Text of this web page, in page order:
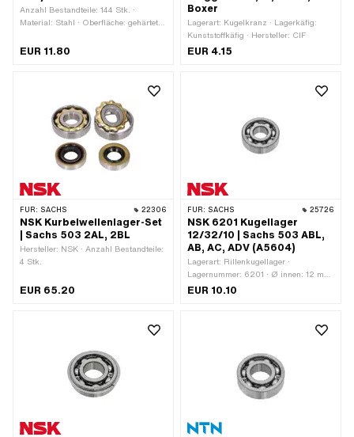
Anzahl Bestandteile: 144 Stk. ·
Material: Stahl · Oberfläche: gehärtet
5/32" (4.00 mm)
EUR 11.80
Boxer
Lagerart: Kugelkranz · Lagerkäfig:
Kunststoffkäfig · Hersteller: CIF
EUR 4.15
FÜR: SACHS 22306
NSK Kurbelwellenlager-Set
| Sachs 503 2AL, 2BL
Hersteller: NSK · Anzahl Bestandteile:
4 Stk.
EUR 65.20
FÜR: SACHS 25726
NSK 6201 Kugellager
12/32/10 | Sachs 503 ABL,
AB, AC, ADV (A5604)
Lagerart: Rillenkugellager ·
Lagernummer: 6201 · Ø innen: 12 mm
· Ø aussen: 32 mm · Breite: 10 mm ·
EUR 10.10